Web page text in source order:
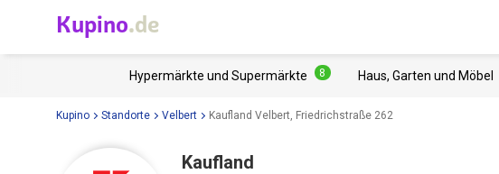
Kupino.de
Hypermärkte und Supermärkte 8 Haus, Garten und Möbel
Kupino Standorte Velbert Kaufland Velbert, Friedrichstraße 262
Kaufland